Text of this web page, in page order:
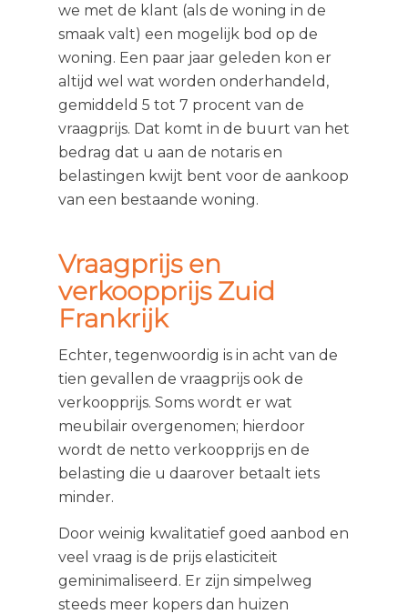
we met de klant (als de woning in de
smaak valt) een mogelijk bod op de
woning. Een paar jaar geleden kon er
altijd wel wat worden onderhandeld,
gemiddeld 5 tot 7 procent van de
vraagprijs. Dat komt in de buurt van het
bedrag dat u aan de notaris en
belastingen kwijt bent voor de aankoop
van een bestaande woning.
Vraagprijs en
verkoopprijs Zuid
Frankrijk
Echter, tegenwoordig is in acht van de
tien gevallen de vraagprijs ook de
verkoopprijs. Soms wordt er wat
meubilair overgenomen; hierdoor
wordt de netto verkoopprijs en de
belasting die u daarover betaalt iets
minder.
Door weinig kwalitatief goed aanbod en
veel vraag is de prijs elasticiteit
geminimaliseerd. Er zijn simpelweg
steeds meer kopers dan huizen